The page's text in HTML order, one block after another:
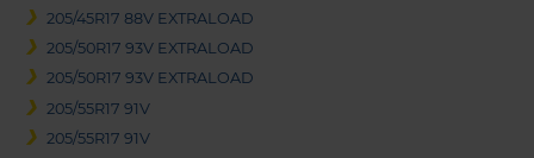
205/45R17 88V EXTRALOAD
205/50R17 93V EXTRALOAD
205/50R17 93V EXTRALOAD
205/55R17 91V
205/55R17 91V